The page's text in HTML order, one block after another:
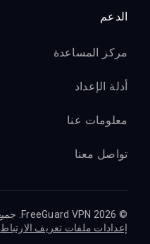
الدعم
مركز المساعدة
أدلة الإعداد
معلومات عنا
تواصل معنا
© 2026 FreeGuard VPN. جميع الحقوق محفوظة.
إعدادات ملفات تعريف الارتباط